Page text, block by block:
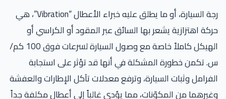
رجة السيارة، أو ما يطلق عليه خبراء الأعطال “Vibration”، هي
اهتزازية يشعر بها السائق عبر المقود أو الكراسي أو
الهيكل كاملاً خاصة مع وصول السيارة لسرعات فوق 100 كم/
تكمن خطورة المشكلة في أنها قد تؤثر على استجابة
وثبات السيارة، وترفع معدلات تآكل الإطارات والعفشة
من المكوّنات، مما يؤدي غالباً إلى أعطال مكلفة جداً